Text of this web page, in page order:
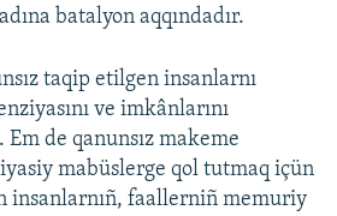
batalyon aqqındadır.
taqip etilgen insanlarnı
ve imkânlarını
Em de qanunsız makeme
mabüslerge qol tutmaq içün
insanlarnıñ, faallerniñ memuriy